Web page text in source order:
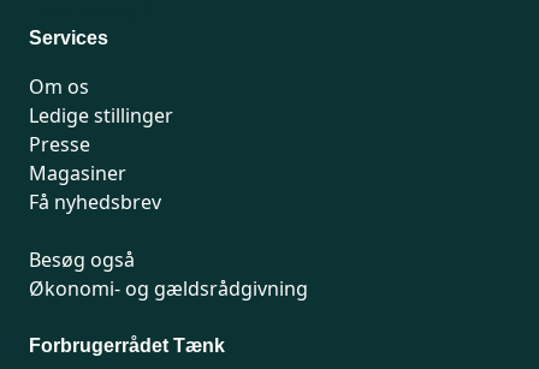
Services
Om os
Ledige stillinger
Presse
Magasiner
Få nyhedsbrev
Besøg også
Økonomi- og gældsrådgivning
Forbrugerrådet Tænk